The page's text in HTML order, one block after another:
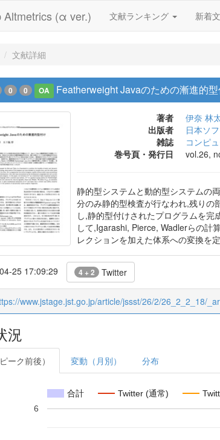
Altmetrics (α ver.) 文献ランキング 新着
文献詳細
0 0 OA Featherweight Javaのための漸進的
著者 伊奈 林
出版者
日本ソ
雑誌
コンピ
巻号頁・発行日
vol.26,
静的型システムと動的型システムの
分のみ静的型検査が行なわれ,残りの
し,静的型付けされたプログラムを
して,Igarashi, Pierce, Wadlerらの計
レクションを加えた体系への変換を
25 17:09:29 4 + 2 Twitter
www.jstage.jst.go.jp/article/jssst/26/2/26_2_2_18/
況
ーク前後） 変動（月別） 分布
合計 Twitter (通常)
6